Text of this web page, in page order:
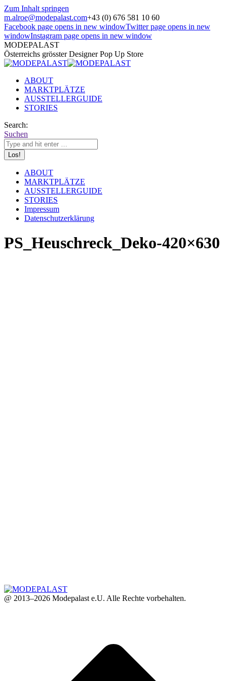
Zum Inhalt springen
m.alroe@modepalast.com+43 (0) 676 581 10 60
Facebook page opens in new windowTwitter page opens in new
windowInstagram page opens in new window
MODEPALAST
Österreichs grösster Designer Pop Up Store
ABOUT
MARKTPLÄTZE
AUSSTELLERGUIDE
STORIES
Search:
Suchen
ABOUT
MARKTPLÄTZE
AUSSTELLERGUIDE
STORIES
Impressum
Datenschutzerklärung
PS_Heuschreck_Deko-420×630
@ 2013–2026 Modepalast e.U. Alle Rechte vorbehalten.